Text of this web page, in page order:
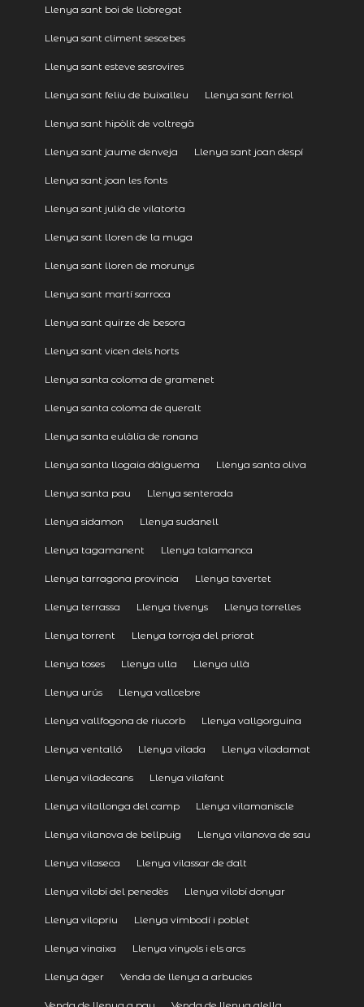
Llenya sant boi de llobregat
Llenya sant climent sescebes
Llenya sant esteve sesrovires
Llenya sant feliu de buixalleu Llenya sant ferriol
Llenya sant hipòlit de voltregà
Llenya sant jaume denveja Llenya sant joan despí
Llenya sant joan les fonts
Llenya sant julià de vilatorta
Llenya sant lloren de la muga
Llenya sant lloren de morunys
Llenya sant martí sarroca
Llenya sant quirze de besora
Llenya sant vicen dels horts
Llenya santa coloma de gramenet
Llenya santa coloma de queralt
Llenya santa eulàlia de ronana
Llenya santa llogaia dàlguema Llenya santa oliva
Llenya santa pau Llenya senterada
Llenya sidamon Llenya sudanell
Llenya tagamanent Llenya talamanca
Llenya tarragona provincia Llenya tavertet
Llenya terrassa Llenya tivenys Llenya torrelles
Llenya torrent Llenya torroja del priorat
Llenya toses Llenya ulla Llenya ullà
Llenya urús Llenya vallcebre
Llenya vallfogona de riucorb Llenya vallgorguina
Llenya ventalló Llenya vilada Llenya viladamat
Llenya viladecans Llenya vilafant
Llenya vilallonga del camp Llenya vilamaniscle
Llenya vilanova de bellpuig Llenya vilanova de sau
Llenya vilaseca Llenya vilassar de dalt
Llenya vilobí del penedès Llenya vilobí donyar
Llenya vilopriu Llenya vimbodí i poblet
Llenya vinaixa Llenya vinyols i els arcs
Llenya àger Venda de llenya a arbucies